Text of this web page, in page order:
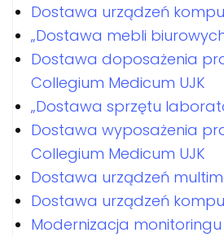
Dostawa urządzeń
„Dostawa mebli
Dostawa doposażenia
Collegium Medicum UJK
„Dostawa sprzętu
Dostawa wyposażenia
Collegium Medicum UJK
Dostawa urządzeń
Dostawa urządzeń
Modernizacja